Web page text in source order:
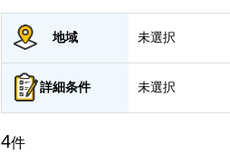
地域 未選択
詳細条件 未選択
4件